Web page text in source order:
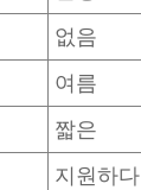
없음
여름
짧은
지원하다